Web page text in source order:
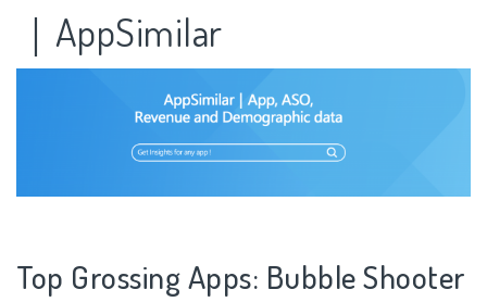
｜AppSimilar
Top Grossing Apps: Bubble Shooter